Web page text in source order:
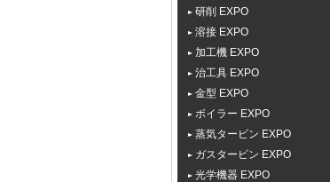
研削 EXPO
溶接 EXPO
加工機 EXPO
治工具 EXPO
金型 EXPO
ボイラー EXPO
蒸気タービン EXPO
ガスタービン EXPO
光学機器 EXPO